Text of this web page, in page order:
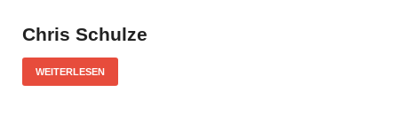
Chris Schulze
WEITERLESEN